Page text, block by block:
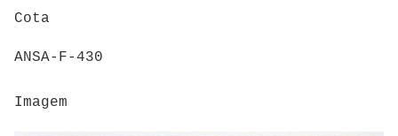
Cota
ANSA-F-430
Imagem